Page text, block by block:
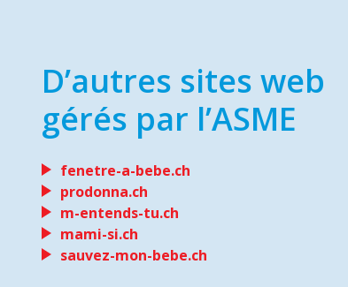
D’autres sites web
gérés par l’ASME
fenetre-a-bebe.ch
prodonna.ch
m-entends-tu.ch
mami-si.ch
sauvez-mon-bebe.ch